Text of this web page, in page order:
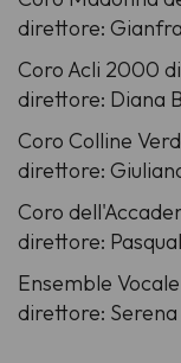
direttore:
Coro Acli 2000
direttore: Diana
Coro Colline
direttore:
Coro
direttore:
Ensemble
direttore: